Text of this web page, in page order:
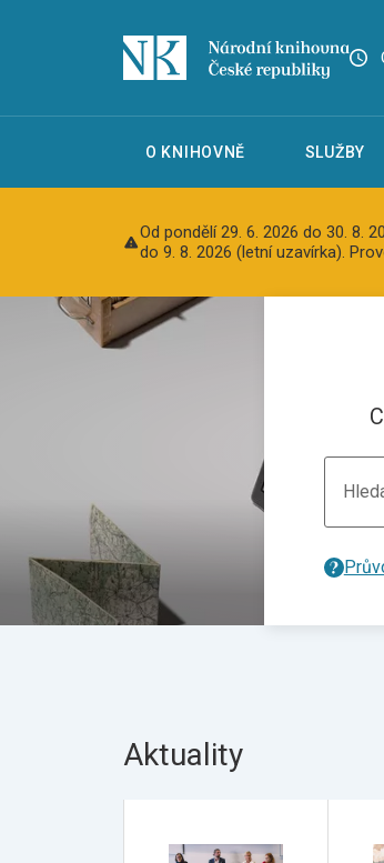
O KNIHOVNĚ SLUŽBY
Od pondělí 29. 6. 2026 do 30. 8.
do 9. 8. 2026 (letní uzavírka).
Aktuality